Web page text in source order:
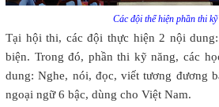
Các đội thể hiện phần thi kỹ
Tại hội thi, các đội thực hiện 2 nội
biện. Trong đó, phần thi kỹ năng, các
dung: Nghe, nói, đọc, viết tương đương
ngoại ngữ 6 bậc, dùng cho Việt Nam.